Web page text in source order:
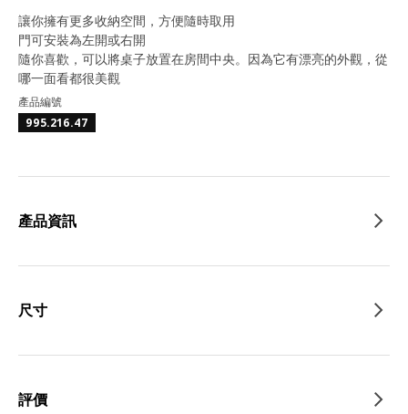
讓你擁有更多收納空間，方便隨時取用
門可安裝為左開或右開
隨你喜歡，可以將桌子放置在房間中央。因為它有漂亮的外觀，從
哪一面看都很美觀
產品編號
995.216.47
產品資訊
尺寸
評價